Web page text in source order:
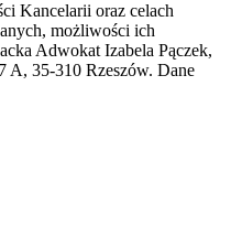
Kancelarii oraz celach
możliwości ich
Adwokat Izabela Pączek,
A, 35-310 Rzeszów. Dane